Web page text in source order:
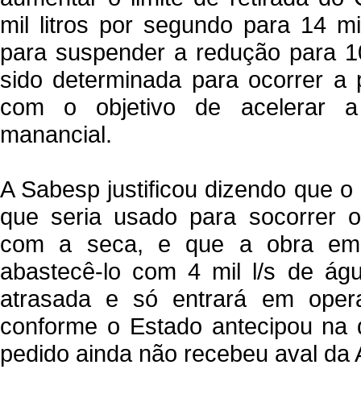
mil litros por segundo para 14
para suspender a redução para
sido determinada para ocorrer a
com o objetivo de acelerar a
manancial.
A Sabesp justificou dizendo que o
que seria usado para socorrer
com a seca, e que a obra
abastecê-lo com 4 mil l/s de
atrasada e só entrará em
conforme o Estado antecipou na
pedido ainda não recebeu aval da